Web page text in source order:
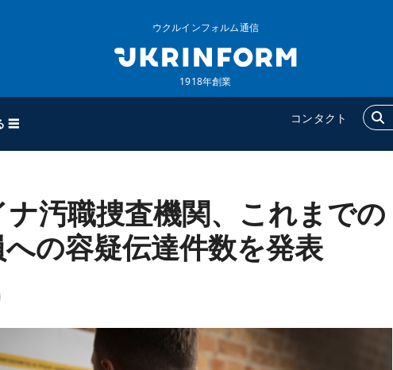
ウクルインフォルム通信
1918年創業
☰ コンタクト
ウクルインフォルム
ウクルインフォルムについ
て
追加
特集
インタビュー
ナ汚職捜査機関、これまでの
の容疑伝達件数を発表